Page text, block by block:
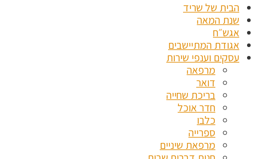
הבית של שריד
שנת המאה
אגש״ח
אגודת המתיישבים
עסקים וענפי שירות
מרפאה
דואר
בריכת שחייה
חדר אוכל
כלבו
ספרייה
מרפאת שיניים